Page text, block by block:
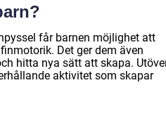
får barnen möjlighet att
Det ger dem även
hitta nya sätt att skapa.
aktivitet som skapar